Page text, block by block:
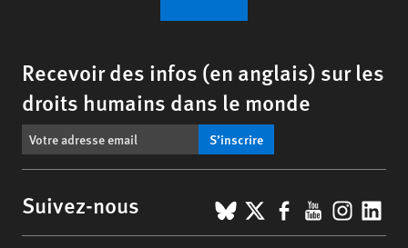
Recevoir des infos (en anglais) sur les
droits humains dans le monde
S’inscrire
Suivez-nous BlueSky
X Facebook
YouTube